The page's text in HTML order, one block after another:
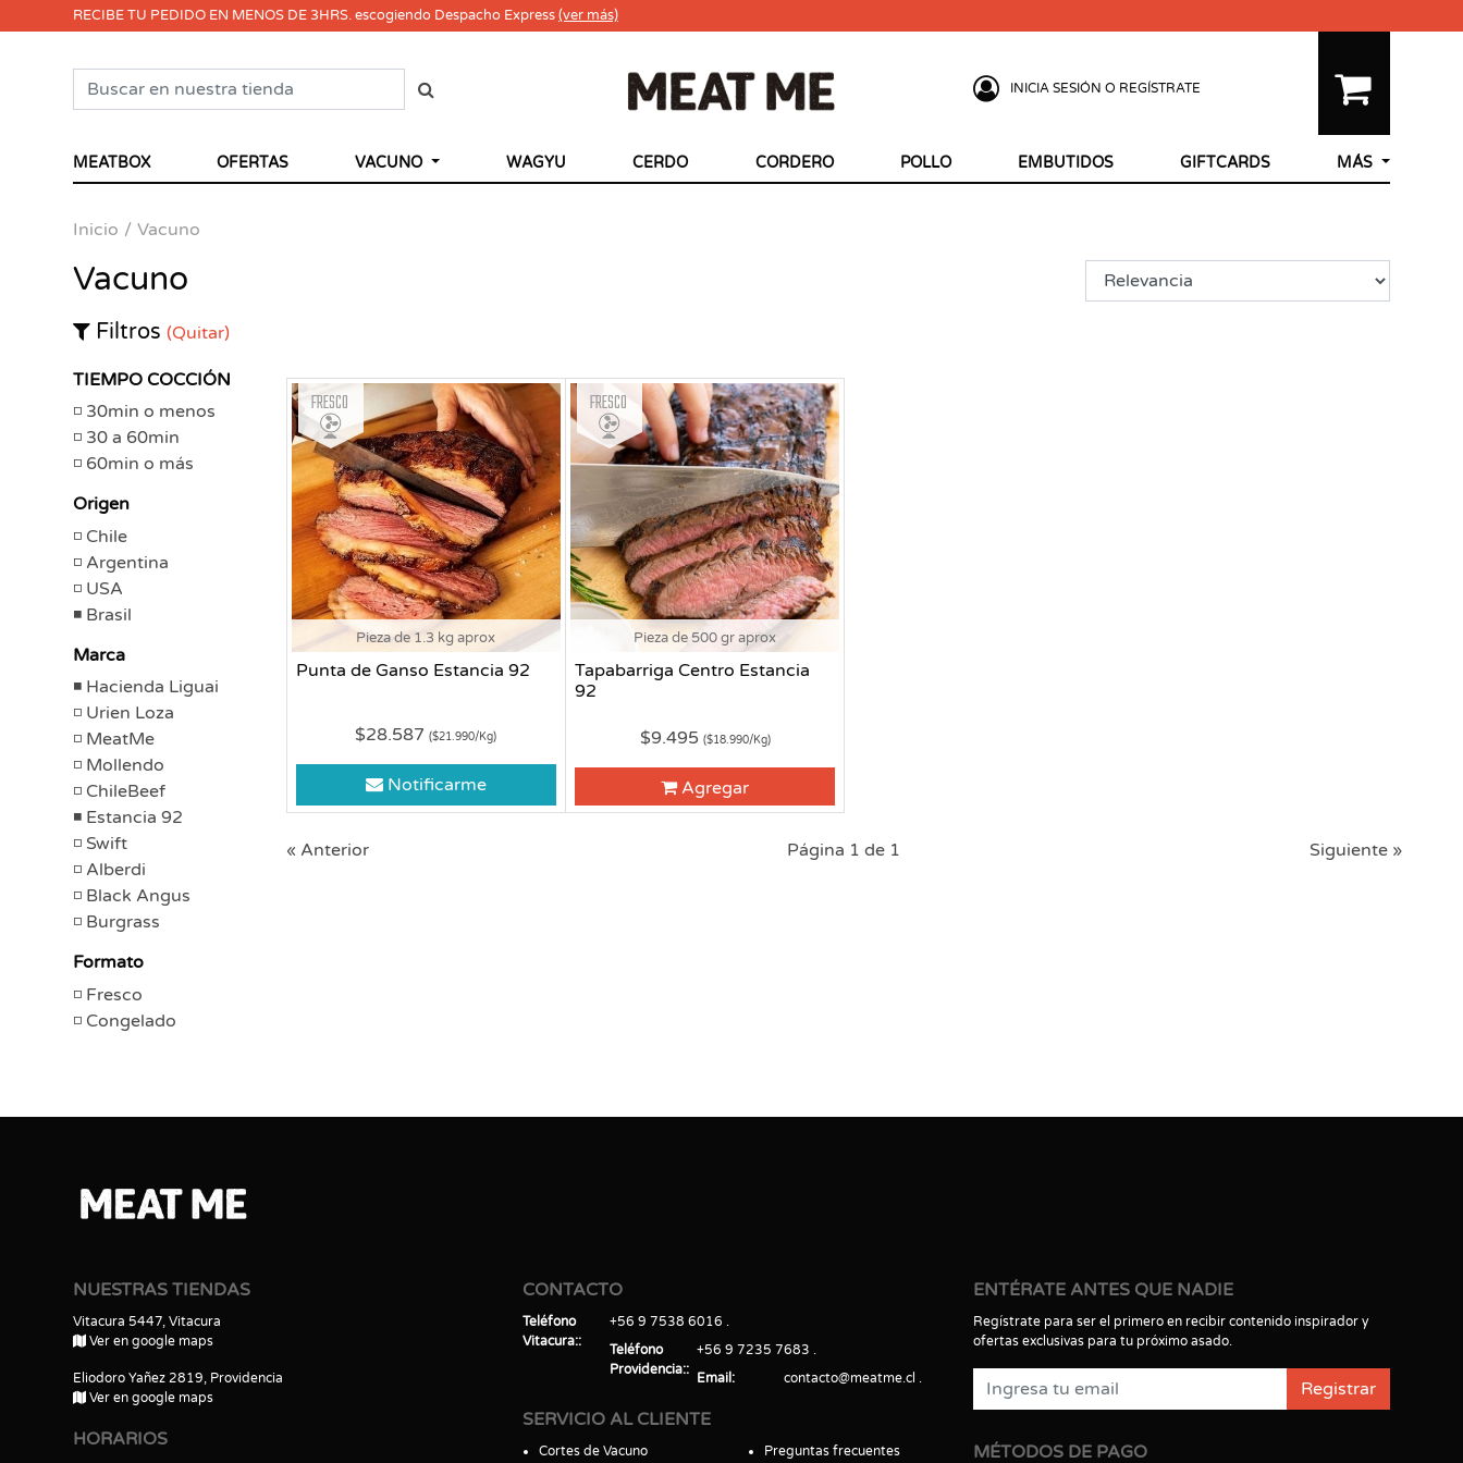
RECIBE TU PEDIDO EN MENOS DE 3HRS. escogiendo Despacho Express(ver más)
INICIA SESIÓN O REGÍSTRATE
MEATBOX OFERTAS VACUNO WAGYU CERDO CORDERO POLLO EMBUTIDOS GIFTCARDS MÁS
Inicio Vacuno
Vacuno
Filtros (Quitar)
TIEMPO COCCIÓN
30min o menos
30 a 60min
60min o más
Origen
Chile
Argentina
USA
Brasil
Marca
Hacienda Liguai
Urien Loza
MeatMe
Mollendo
ChileBeef
Estancia 92
Swift
Alberdi
Black Angus
Burgrass
Formato
Fresco
Congelado
Pieza de 1.3 kg aprox
Punta de Ganso Estancia 92
Fresco
$28.587($21.990/Kg)
Notificarme
Pieza de 500 gr aprox
Tapabarriga Centro Estancia
92
Fresco
$9.495 ($18.990/Kg)
Agregar
« Anterior Página 1 de 1 Siguiente »
NUESTRAS TIENDAS
Vitacura 5447, Vitacura
Ver en google maps
Eliodoro Yañez 2819, Providencia
Ver en google maps
HORARIOS
CONTACTO
Teléfono
Vitacura:
+56 9 7538 6016
Teléfono
Providencia:
+56 9 7235 7683
Email
contacto@meatme.cl
SERVICIO AL CLIENTE
Cortes de Vacuno Preguntas frecuentes
ENTÉRATE ANTES QUE NADIE
Regístrate para ser el primero en recibir contenido inspirador y
ofertas exclusivas para tu próximo asado.
Registrar
MÉTODOS DE PAGO